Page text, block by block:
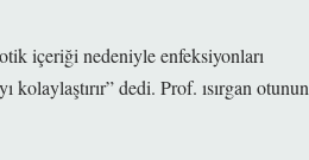
içeriği nedeniyle enfeksiyonları
kolaylaştırır” dedi. Prof. ısırgan otunun